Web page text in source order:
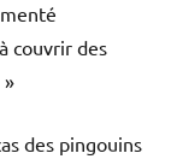
couvrir des
»
des pingouins